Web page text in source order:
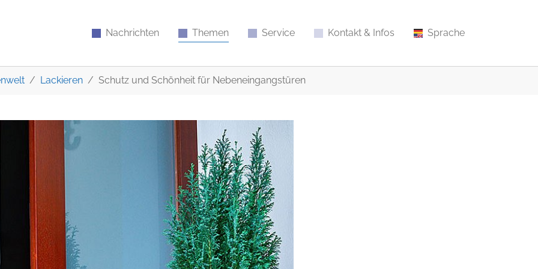
Nachrichten Themen Service Kontakt & Infos Sprache
Lackieren Schutz und Schönheit für Nebeneingangstüren